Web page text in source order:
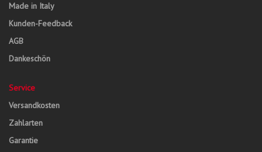
Made in Italy
Kunden-Feedback
AGB
Dankeschön
Service
Versandkosten
Zahlarten
Garantie